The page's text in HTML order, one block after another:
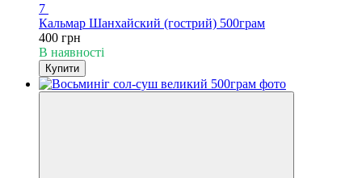
7
Кальмар Шанхайский (гострий) 500грам
400 грн
В наявності
Купити